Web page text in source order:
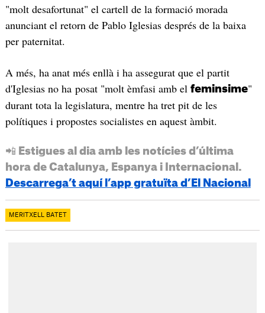
"molt desafortunat" el cartell de la formació morada
anunciant el retorn de Pablo Iglesias després de la baixa
per paternitat.
A més, ha anat més enllà i ha assegurat que el partit
d'Iglesias no ha posat "molt èmfasi amb el feminsime"
durant tota la legislatura, mentre ha tret pit de les
polítiques i propostes socialistes en aquest àmbit.
📲 Estigues al dia amb les notícies d’última
hora de Catalunya, Espanya i Internacional.
Descarrega’t aquí l’app gratuïta d’El Nacional
MERITXELL BATET